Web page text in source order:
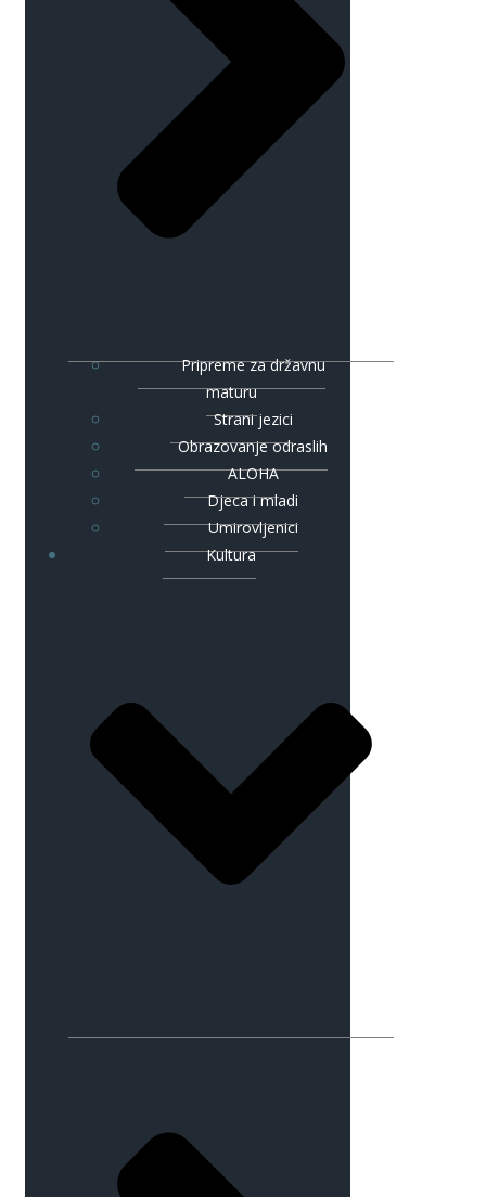
Pripreme za državnu
maturu
Strani jezici
Obrazovanje odraslih
ALOHA
Djeca i mladi
Umirovljenici
Kultura